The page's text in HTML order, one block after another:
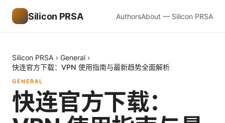
Silicon PRSA AuthorsAbout — Silicon PRSA
Silicon PRSA › General ›
快连官方下载：VPN 使用指南与最新趋势全面解析
GENERAL
快连官方下载：